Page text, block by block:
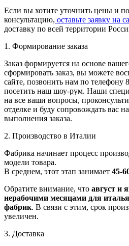
Если вы хотите уточнить цены и
консультацию, оставьте заявку на
доставку по всей территории
1. Формирование заказа
Заказ формируется на основе
сформировать заказ, вы можете
сайте, позвонить нам по телефону
посетить наш шоу-рум. Наши
на все ваши вопросы,
отделке и буду сопровождать вас
выполнения заказа.
2. Производство в Италии
Фабрика начинает процесс
модели товара.
В среднем, этот этап занимает 45-
Обратите внимание, что август и
нерабочими месяцами для
фабрик. В связи с этим, срок
увеличен.
3. Доставка